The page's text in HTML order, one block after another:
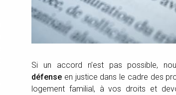
Si un accord n’est pas possible,
défenseen justice dans le cadre des
logement familial, à vos droits et